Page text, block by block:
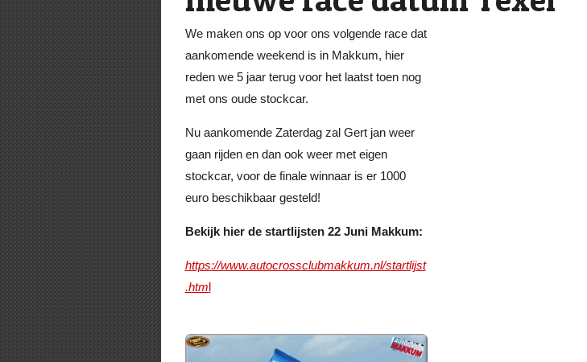
We maken ons op voor ons volgende race dat
aankomende weekend is in Makkum, hier
reden we 5 jaar terug voor het laatst toen nog
met ons oude stockcar.
Nu aankomende Zaterdag zal Gert jan weer
gaan rijden en dan ook weer met eigen
stockcar, voor de finale winnaar is er 1000
euro beschikbaar gesteld!
Bekijk hier de startlijsten 22 Juni Makkum:
https://www.autocrossclubmakkum.nl/startlijst
.html